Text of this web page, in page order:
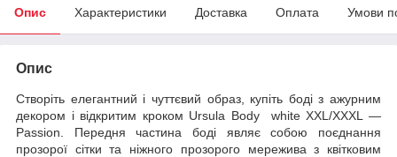
Опис Характеристики Доставка Оплата Умови
Опис
Створіть елегантний і чуттєвий образ, купіть боді з ажурним
декором і відкритим кроком Ursula Body white XXL/XXXL —
Passion. Передня частина боді являє собою поєднання
прозорої сітки та ніжного прозорого мережива з квітковим